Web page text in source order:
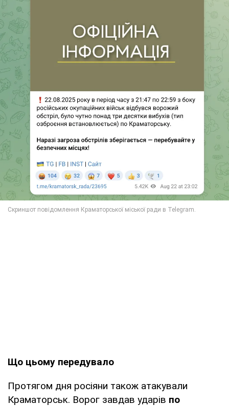
Що цьому передувало
Протягом дня росіяни також атакували
Краматорськ. Ворог завдав ударів по